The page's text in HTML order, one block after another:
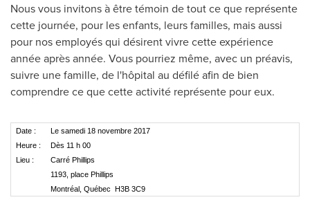
Nous vous invitons à être témoin de tout ce que représente
cette journée, pour les enfants, leurs familles, mais aussi
pour nos employés qui désirent vivre cette expérience
année après année. Vous pourriez même, avec un préavis,
suivre une famille, de l'hôpital au défilé afin de bien
comprendre ce que cette activité représente pour eux.
Date :
Le samedi 18 novembre 2017
Heure :
Dès 11 h 00
Lieu :
Carré Phillips
1193, place Phillips
Montréal, Québec H3B 3C9